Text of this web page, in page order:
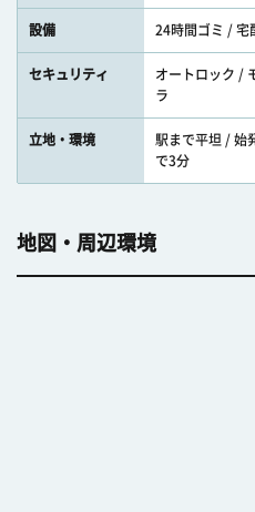
設備 24時間ゴミ / 宅
セキュリティ
オートロック /
ラ
立地・環境
駅まで平坦 / 始
で3分
地図・周辺環境